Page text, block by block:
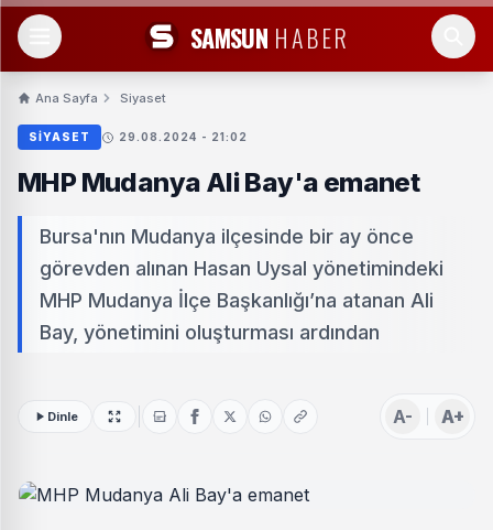
SAMSUN HABER
Ana Sayfa Siyaset
SIYASET 29.08.2024 - 21:02
MHP Mudanya Ali Bay'a emanet
Bursa'nın Mudanya ilçesinde bir ay önce
görevden alınan Hasan Uysal yönetimindeki
MHP Mudanya İlçe Başkanlığı’na atanan Ali
Bay, yönetimini oluşturması ardından
Dinle A- A+